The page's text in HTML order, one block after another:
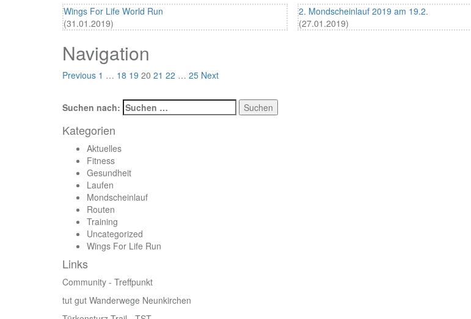
Wings For Life World Run
(31.01.2019)
2. Mondscheinlauf 2019 am 19.2.
(27.01.2019)
Navigation
Previous 1 … 18 19 20 21 22 … 25 Next
Suchen nach:
Kategorien
Aktuelles
Fitness
Gesundheit
Laufen
Mondscheinlauf
Routen
Training
Uncategorized
Wings For Life Run
Links
Community - Treffpunkt
tut gut Wanderwege Neunkirchen